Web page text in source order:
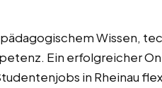
Wissen,
Ein erfolgreicher
in Rheinau